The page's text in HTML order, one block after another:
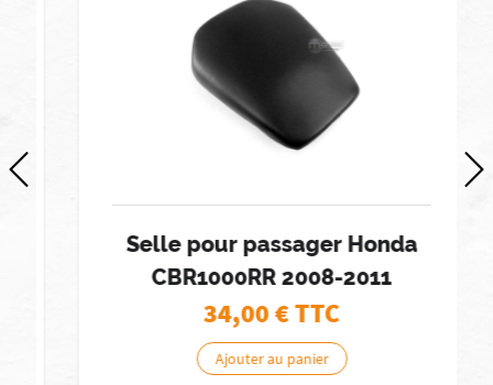
Selle pour passager Honda
CBR1000RR 2008-2011
34,00€ TTC
Ajouter au panier